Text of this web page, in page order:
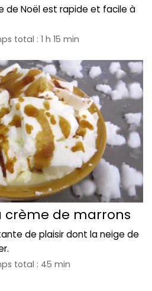
Noël est rapide et facile à
total : 1 h 15 min
de marrons
de plaisir dont la neige de
total : 45 min